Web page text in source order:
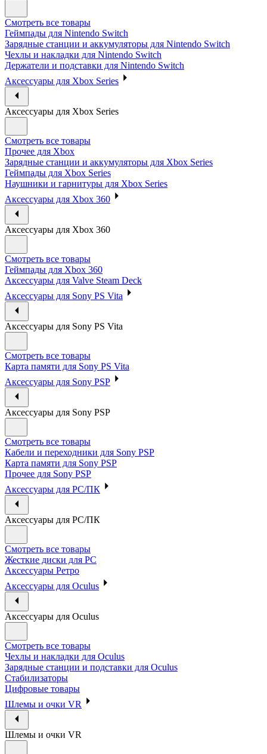
Смотреть все товары
Геймпады для Nintendo Switch
Зарядные станции и аккумуляторы для Nintendo Switch
Чехлы и накладки для Nintendo Switch
Держатели и подставки для Nintendo Switch
Аксессуары для Xbox Series
Аксессуары для Xbox Series
Смотреть все товары
Прочее для Xbox
Зарядные станции и аккумуляторы для Xbox Series
Геймпады для Xbox Series
Наушники и гарнитуры для Xbox Series
Аксессуары для Xbox 360
Аксессуары для Xbox 360
Смотреть все товары
Геймпады для Xbox 360
Аксессуары для Valve Steam Deck
Аксессуары для Sony PS Vita
Аксессуары для Sony PS Vita
Смотреть все товары
Карта памяти для Sony PS Vita
Аксессуары для Sony PSP
Аксессуары для Sony PSP
Смотреть все товары
Кабели и переходники для Sony PSP
Карта памяти для Sony PSP
Прочее для Sony PSP
Аксессуары для PC/ПК
Аксессуары для PC/ПК
Смотреть все товары
Жесткие диски для PC
Аксессуары Ретро
Аксессуары для Oculus
Аксессуары для Oculus
Смотреть все товары
Чехлы и накладки для Oculus
Зарядные станции и подставки для Oculus
Стабилизаторы
Цифровые товары
Шлемы и очки VR
Шлемы и очки VR